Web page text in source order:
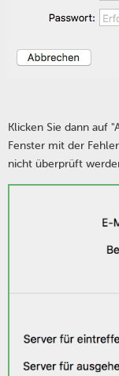
Klicken Sie dann auf
Fenster mit der
nicht überprüft